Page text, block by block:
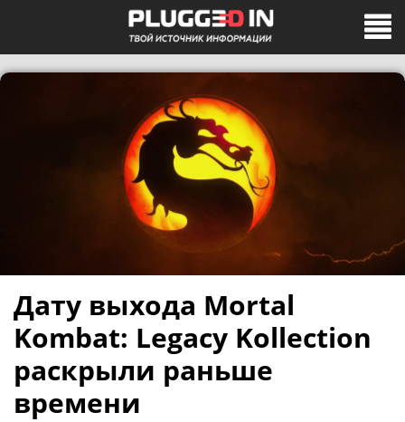
Дату выхода Mortal
Kombat: Legacy Kollection
раскрыли раньше
времени